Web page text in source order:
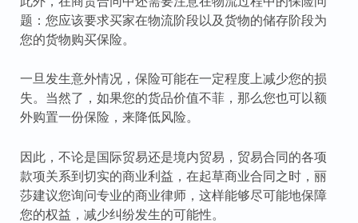
题：您应该要求买家在物流阶段以及货物的储存阶段为
您的货物购买保险。
一旦发生意外情况，保险可能在一定程度上减少您的损
失。当然了，如果您的货品价值不菲，那么您也可以额
外购置一份保险，来降低风险。
因此，不论是国际贸易还是境内贸易，贸易合同的各项
款项关系到切实的商业利益，在起草商业合同之时，丽
莎建议您询问专业的商业律师，这样能够尽可能地保障
您的权益，减少纠纷发生的可能性。